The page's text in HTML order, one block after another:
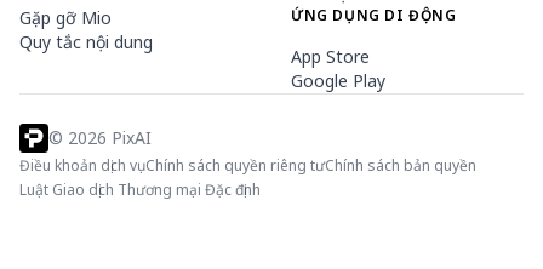
Gặp gỡ Mio
Quy tắc nội dung
ỨNG DỤNG DI ĐỘNG
App Store
Google Play
© 2026 PixAI
Điều khoản dịch vụChính sách quyền riêng tưChính sách bản quyền
Luật Giao dịch Thương mại Đặc định